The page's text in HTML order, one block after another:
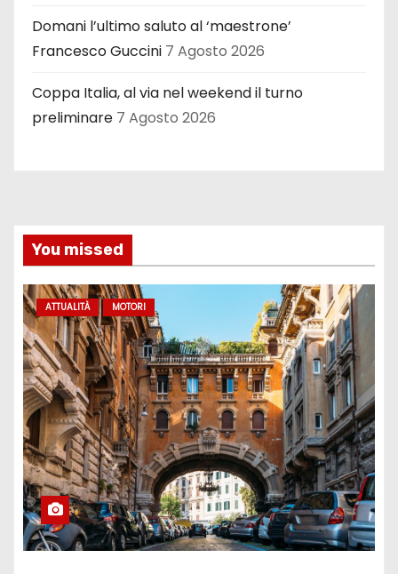
Domani l’ultimo saluto al ‘maestrone’
Francesco Guccini 7 Agosto 2026
Coppa Italia, al via nel weekend il turno
preliminare 7 Agosto 2026
You missed
ATTUALITÀ MOTORI